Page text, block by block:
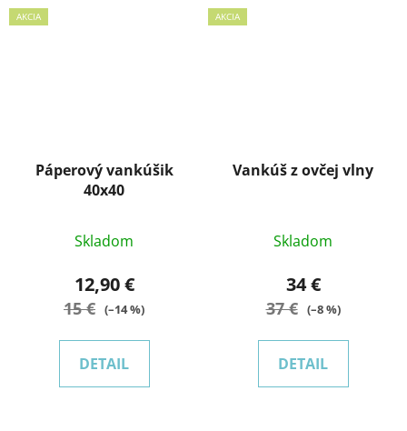
AKCIA
Páperový vankúšik
40x40
Skladom
12,90 €
15 € (–14 %)
DETAIL
AKCIA
Vankúš z ovčej vlny
Skladom
34 €
37 € (–8 %)
DETAIL